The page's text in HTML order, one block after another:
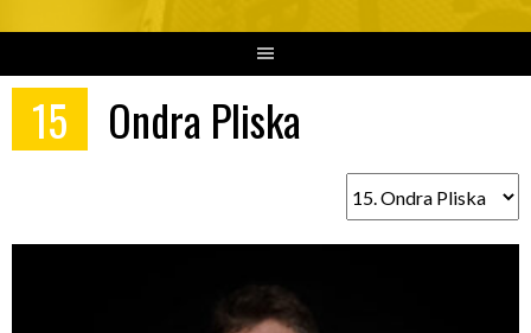
15 Ondra Pliska